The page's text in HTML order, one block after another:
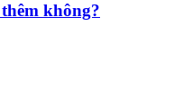
không?